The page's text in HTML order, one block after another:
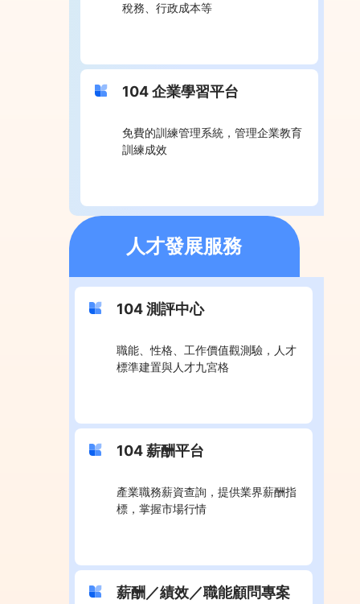
稅務、行政成本等
104 企業學習平台
免費的訓練管理系統，管理企業教育
訓練成效
人才發展服務
104 測評中心
職能、性格、工作價值觀測驗，人才
標準建置與人才九宮格
104 薪酬平台
產業職務薪資查詢，提供業界薪酬指
標，掌握市場行情
薪酬／績效／職能顧問專案